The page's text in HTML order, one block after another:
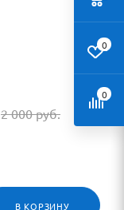
2 000руб.
В КОРЗИНУ
0
0